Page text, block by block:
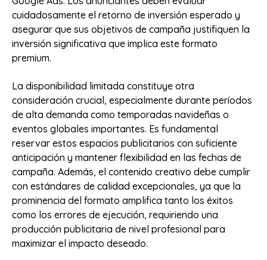
cuidadosamente el retorno de inversión esperado y
asegurar que sus objetivos de campaña justifiquen la
inversión significativa que implica este formato
premium.
La disponibilidad limitada constituye otra
consideración crucial, especialmente durante períodos
de alta demanda como temporadas navideñas o
eventos globales importantes. Es fundamental
reservar estos espacios publicitarios con suficiente
anticipación y mantener flexibilidad en las fechas de
campaña. Además, el contenido creativo debe cumplir
con estándares de calidad excepcionales, ya que la
prominencia del formato amplifica tanto los éxitos
como los errores de ejecución, requiriendo una
producción publicitaria de nivel profesional para
maximizar el impacto deseado.